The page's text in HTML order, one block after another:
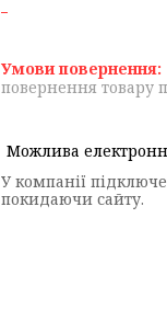
повернення товару
У компанії
покидаючи сайту.